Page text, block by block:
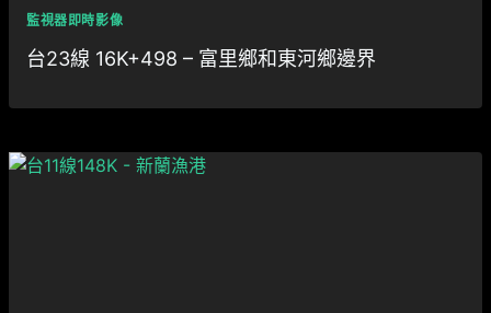
監視器即時影像
台23線 16K+498 – 富里鄉和東河鄉邊界